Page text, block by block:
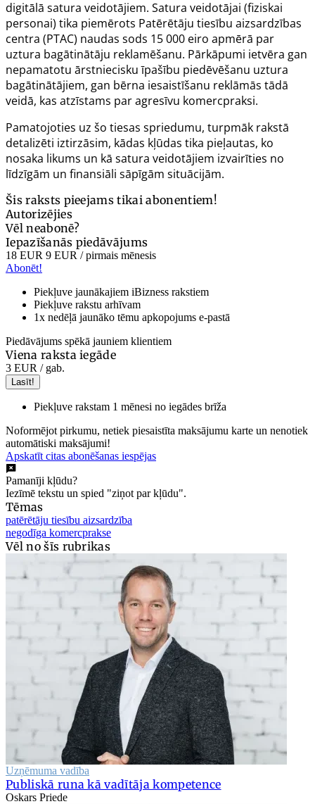
digitālā satura veidotājiem. Satura veidotājai (fiziskai
personai) tika piemērots Patērētāju tiesību aizsardzības
centra (PTAC) naudas sods 15 000 eiro apmērā par
uztura bagātinātāju reklamēšanu. Pārkāpumi ietvēra gan
nepamatotu ārstniecisku īpašību piedēvēšanu uztura
bagātinātājiem, gan bērna iesaistīšanu reklāmās tādā
veidā, kas atzīstams par agresīvu komercpraksi.
Pamatojoties uz šo tiesas spriedumu, turpmāk rakstā
detalizēti iztirzāsim, kādas kļūdas tika pieļautas, ko
nosaka likums un kā satura veidotājiem izvairīties no
līdzīgām un finansiāli sāpīgām situācijām.
Šis raksts pieejams tikai abonentiem!
Autorizējies
Vēl neabonē?
Iepazīšanās piedāvājums
18 EUR 9 EUR / pirmais mēnesis
Abonēt!
Piekļuve jaunākajiem iBizness rakstiem
Piekļuve rakstu arhīvam
1x nedēļā jaunāko tēmu apkopojums e-pastā
Piedāvājums spēkā jauniem klientiem
Viena raksta iegāde
3 EUR / gab.
Lasīt!
Piekļuve rakstam 1 mēnesi no iegādes brīža
Noformējot pirkumu, netiek piesaistīta maksājumu karte un nenotiek
automātiski maksājumi!
Apskatīt citas abonēšanas iespējas
Pamanīji kļūdu?
Iezīmē tekstu un spied "ziņot par kļūdu".
Tēmas
patērētāju tiesību aizsardzība
negodīga komercprakse
Vēl no šīs rubrikas
Uzņēmuma vadība
Publiskā runa kā vadītāja kompetence
Oskars Priede